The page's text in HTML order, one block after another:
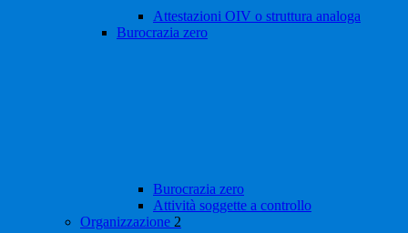
Attestazioni OIV o struttura analoga
Burocrazia zero
Burocrazia zero
Attività soggette a controllo
Organizzazione 2